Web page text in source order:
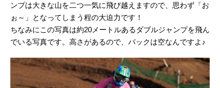
ンプは大きな山を二つ一気に飛び越えますので、思わず「お
ぉ～」となってしまう程の大迫力です！
ちなみにこの写真は約20メートルあるダブルジャンプを飛ん
でいる写真です。高さがあるので、バックは空なんですよ♪